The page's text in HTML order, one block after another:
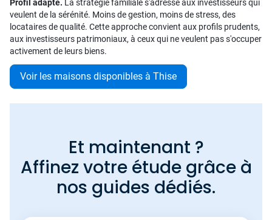
Profil adapté. La stratégie familiale s'adresse aux investisseurs qui
veulent de la sérénité. Moins de gestion, moins de stress, des
locataires de qualité. Cette approche convient aux profils prudents,
aux investisseurs patrimoniaux, à ceux qui ne veulent pas s'occuper
activement de leurs biens.
Voir les maisons disponibles à Thise
Et maintenant ?
Affinez votre étude grâce à
nos guides dédiés.